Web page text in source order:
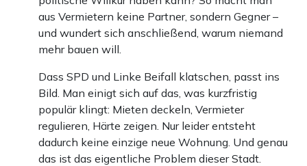
aus Vermietern keine Partner, sondern Gegner –
und wundert sich anschließend, warum niemand
mehr bauen will.
Dass SPD und Linke Beifall klatschen, passt ins
Bild. Man einigt sich auf das, was kurzfristig
populär klingt: Mieten deckeln, Vermieter
regulieren, Härte zeigen. Nur leider entsteht
dadurch keine einzige neue Wohnung. Und genau
das ist das eigentliche Problem dieser Stadt.